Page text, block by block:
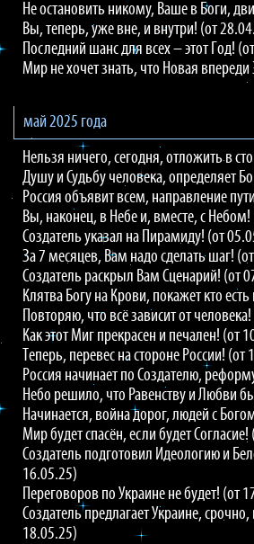
Не остановить никому, Ваше в Боги,
Вы, теперь, уже вне, и внутри! (от
Последний шанс для всех – этот Год!
Мир не хочет знать, что Новая
май 2025 года
Нельзя ничего, сегодня, отложить в
Душу и Судьбу человека, определяет
Россия объявит всем, направление
Вы, наконец, в Небе и, вместе, с
Создатель указал на Пирамиду! (от
За 7 месяцев, Вам надо сделать шаг!
Создатель раскрыл Вам Сценарий! (от
Клятва Богу на Крови, покажет кто
Повторяю, что всё зависит от
Как этот Миг прекрасен и печален! (от
Теперь, перевес на стороне России! (от
Россия начинает по Создателю,
Небо решило, что Равенству и Любви
Начинается, война дорог, людей с
Мир будет спасён, если будет
Создатель подготовил Идеологию и
16.05.25)
Переговоров по Украине не будет! (от
Создатель предлагает Украине,
18.05.25)